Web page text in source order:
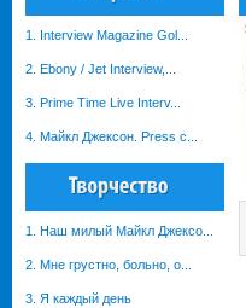
1. Interview Magazine Gol...
2. Ebony / Jet Interview,...
3. Prime Time Live Interv...
4. Майкл Джексон. Рress c...
1. Наш милый Майкл Джексо...
2. Мне грустно, больно, о...
3. Я каждый день